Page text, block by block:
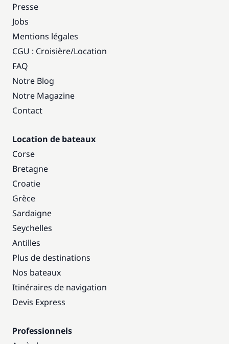
Presse
Jobs
Mentions légales
CGU : Croisière/Location
FAQ
Notre Blog
Notre Magazine
Contact
Location de bateaux
Corse
Bretagne
Croatie
Grèce
Sardaigne
Seychelles
Antilles
Plus de destinations
Nos bateaux
Itinéraires de navigation
Devis Express
Professionnels